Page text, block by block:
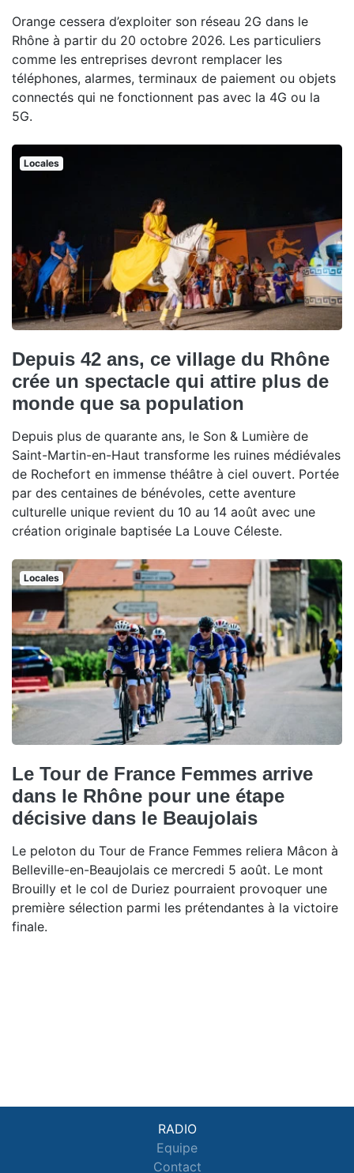
Orange cessera d’exploiter son réseau 2G dans le
Rhône à partir du 20 octobre 2026. Les particuliers
comme les entreprises devront remplacer les
téléphones, alarmes, terminaux de paiement ou objets
connectés qui ne fonctionnent pas avec la 4G ou la
5G.
Locales
Depuis 42 ans, ce village du Rhône
crée un spectacle qui attire plus de
monde que sa population
Depuis plus de quarante ans, le Son & Lumière de
Saint-Martin-en-Haut transforme les ruines médiévales
de Rochefort en immense théâtre à ciel ouvert. Portée
par des centaines de bénévoles, cette aventure
culturelle unique revient du 10 au 14 août avec une
création originale baptisée La Louve Céleste.
Locales
Le Tour de France Femmes arrive
dans le Rhône pour une étape
décisive dans le Beaujolais
Le peloton du Tour de France Femmes reliera Mâcon à
Belleville-en-Beaujolais ce mercredi 5 août. Le mont
Brouilly et le col de Duriez pourraient provoquer une
première sélection parmi les prétendantes à la victoire
finale.
RADIO
Equipe
Contact